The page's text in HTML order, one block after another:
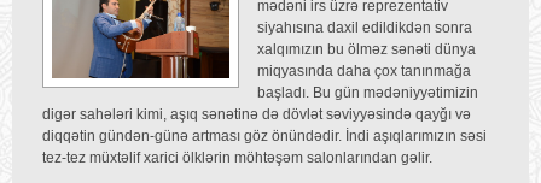
mədəni irs üzrə reprezentativ
siyahısına daxil edildikdən sonra
xalqımızın bu ölməz sənəti dünya
miqyasında daha çox tanınmağa
başladı. Bu gün mədəniyyətimizin
digər sahələri kimi, aşıq sənətinə də dövlət səviyyəsində qayğı və
diqqətin gündən-günə artması göz önündədir. İndi aşıqlarımızın səsi
tez-tez müxtəlif xarici ölklərin möhtəşəm salonlarından gəlir.